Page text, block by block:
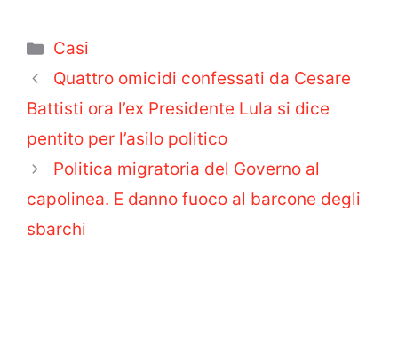
Categorie
Casi
Quattro omicidi confessati da Cesare
Battisti ora l’ex Presidente Lula si dice
pentito per l’asilo politico
Politica migratoria del Governo al
capolinea. E danno fuoco al barcone degli
sbarchi